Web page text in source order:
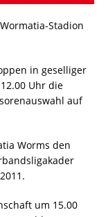
Stadion
in geselliger
Uhr die
auf
Worms den
um 15.00